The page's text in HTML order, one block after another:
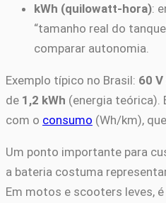
kWh (quilowatt-hora):
“tamanho real do
comparar autonomia.
Exemplo típico no Brasil: 60 V
de 1,2 kWh (energia teórica).
com o consumo (Wh/km),
Um ponto importante para
a bateria costuma
Em motos e scooters leves,